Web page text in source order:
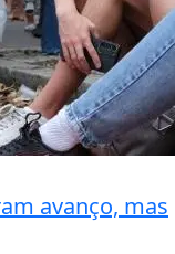
avanço, mas